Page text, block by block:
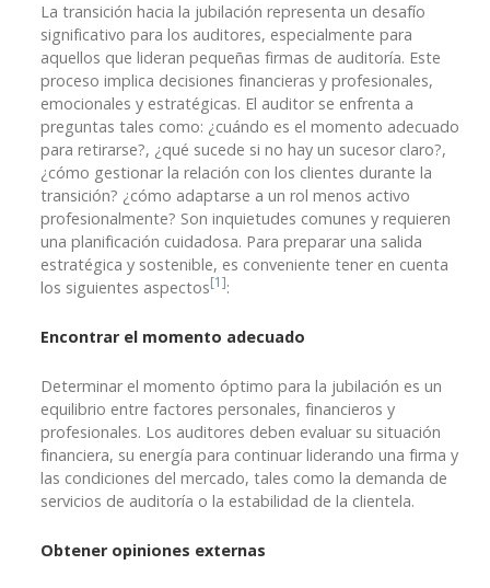
La transición hacia la jubilación representa un desafío
significativo para los auditores, especialmente para
aquellos que lideran pequeñas firmas de auditoría. Este
proceso implica decisiones financieras y profesionales,
emocionales y estratégicas. El auditor se enfrenta a
preguntas tales como: ¿cuándo es el momento adecuado
para retirarse?, ¿qué sucede si no hay un sucesor claro?,
¿cómo gestionar la relación con los clientes durante la
transición? ¿cómo adaptarse a un rol menos activo
profesionalmente? Son inquietudes comunes y requieren
una planificación cuidadosa. Para preparar una salida
estratégica y sostenible, es conveniente tener en cuenta
los siguientes aspectos[1]:
Encontrar el momento adecuado
Determinar el momento óptimo para la jubilación es un
equilibrio entre factores personales, financieros y
profesionales. Los auditores deben evaluar su situación
financiera, su energía para continuar liderando una firma y
las condiciones del mercado, tales como la demanda de
servicios de auditoría o la estabilidad de la clientela.
Obtener opiniones externas